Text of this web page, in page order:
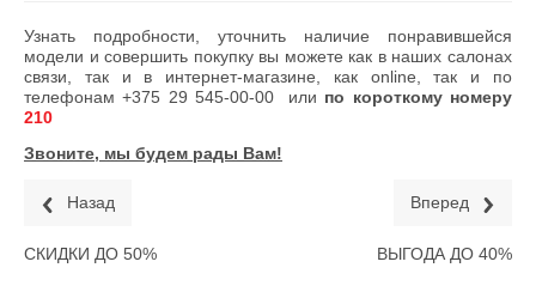
Узнать подробности, уточнить наличие понравившейся
модели и совершить покупку вы можете как в наших салонах
связи, так и в интернет-магазине, как online, так и по
телефонам+375 29 545-00-00 или по короткому номеру
210
Звоните, мы будем рады Вам!
Назад
СКИДКИ ДО 50%
Вперед
ВЫГОДА ДО 40%